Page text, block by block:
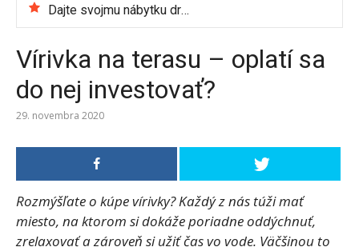
Dajte svojmu nábytku druhú šancu – alebo ako recyklovať s vkusom
Viete, ktoré elektrospotrebiče vám podstatne uľahčia život? Toto doma musíte mať!
Interaktívne ihriská a digitálna zábava do vonkajších hier
Vírivka na terasu – oplatí sa
do nej investovať?
29. novembra 2020
Rozmýšľate o kúpe vírivky? Každý z nás túži mať
miesto, na ktorom si dokáže poriadne oddýchnuť,
zrelaxovať a zároveň si užiť čas vo vode. Väčšinou to